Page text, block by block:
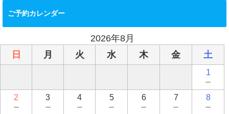
ご予約カレンダー
2026年8月
日
月 火 水 木 金 土
1
－
2
－
3
－
4
－
5
－
6
－
7
－
8
－